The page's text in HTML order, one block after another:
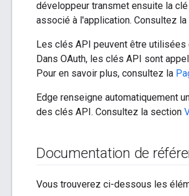
développeur transmet ensuite la
associé à l'application. Consultez
Les clés API peuvent être utilisées
Dans OAuth, les clés API sont
Pour en savoir plus, consultez la
Edge renseigne automatiquement
des clés API. Consultez la section
Documentation de
Vous trouverez ci-dessous les